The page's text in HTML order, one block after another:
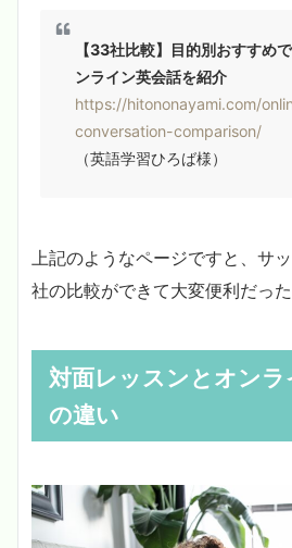
【33社比較】目的別おすすめ
ンライン英会話を紹介
https://hitononayami.com/
conversation-comparison/
（英語学習ひろば様）
上記のようなページですと、サ
社の比較ができて大変便利だった
対面レッスンとオン
の違い